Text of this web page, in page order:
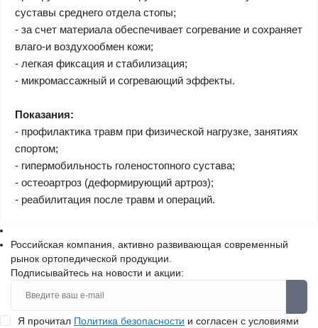
суставы среднего отдела стопы;
- за счет материала обеспечивает согревание и сохраняет
влаго-и воздухообмен кожи;
- легкая фиксация и стабилизация;
- микромассажный и согревающий эффекты.
Показания:
- профилактика травм при физической нагрузке, занятиях
спортом;
- гипермобильность голеностопного сустава;
- остеоартроз (деформирующий артроз);
- реабилитация после травм и операций.
Российская компания, активно развивающая современный
рынок ортопедической продукции.
Подписывайтесь на новости и акции:
Я прочитал Политика безопасности и согласен с условиями